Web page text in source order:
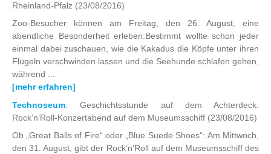
Rheinland-Pfalz (23/08/2016)
Zoo-Besucher können am Freitag, den 26. August, eine
abendliche Besonderheit erleben:Bestimmt wollte schon jeder
einmal dabei zuschauen, wie die Kakadus die Köpfe unter ihren
Flügeln verschwinden lassen und die Seehunde schlafen gehen,
während ...
[mehr erfahren]
Technoseum: Geschichtsstunde auf dem Achterdeck:
Rock’n’Roll-Konzertabend auf dem Museumsschiff (23/08/2016)
Ob „Great Balls of Fire“ oder „Blue Suede Shoes“: Am Mittwoch,
den 31. August, gibt der Rock’n’Roll auf dem Museumsschiff des